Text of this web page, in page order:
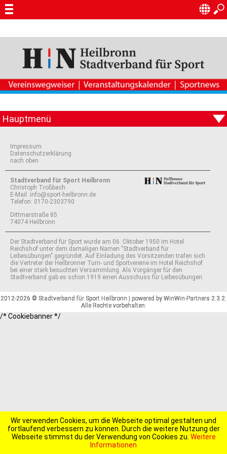
Impressum
Datenschutzerklärung
nach oben
Stadtverband für Sport Heilbronn
Christoph Troßbach
E-Mail: info@sport-heilbronn.de
Telefon: 0170-2303790
Dittmarstraße 85
74074 Heilbronn
Der Stadtverband für Sport wurde am 06. Oktober 1950 im Hotel
Reichshof unter dem damaligen Namen "Stadtverband für
Leibesübungen" gegründet. Auf Einladung des Vorsitzenden trafen sich
die Vertreter der Heilbronner Turn- und Sportvereine im Hotel Reichshof
bei einer stark besuchten Versammlung. Als Vorgänger für den
Stadtverband gab es schon 1919 einen Ausschuss für Leibesübungen.
2012-2026 © Stadtverband für Sport Heilbronn | powered by WinWin-Partners 2.3.2.
Alle Rechte vorbehalten.
/* Cookiebanner */
Wir verwenden Cookies, um die Webseite optimal gestalten und
fortlaufend verbessern zu können. Durch die weitere Nutzung der
Webseite stimmst du der Verwendung von Cookies zu. Weitere
Informationen